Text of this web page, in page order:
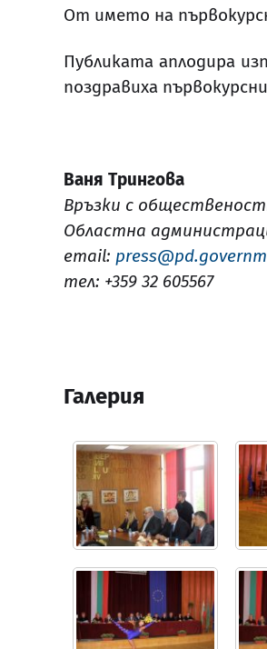
От името на
Публиката аплодира
поздравиха
Ваня Трингова
Връзки с
Областна
email:
тел: +359 32 605567
Галерия